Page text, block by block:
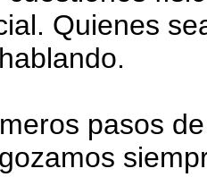
Quienes
pasos